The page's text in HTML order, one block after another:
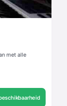
met alle